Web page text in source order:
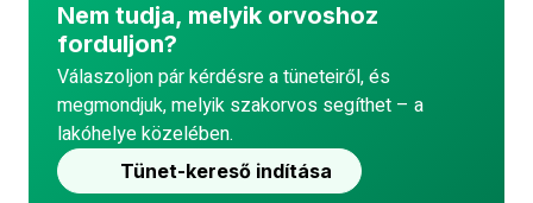
Nem tudja, melyik orvoshoz
forduljon?
Válaszoljon pár kérdésre a tüneteiről, és
megmondjuk, melyik szakorvos segíthet – a
lakóhelye közelében.
Tünet-kereső indítása